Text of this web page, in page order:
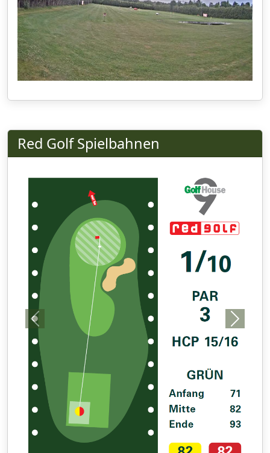
Red Golf Spielbahnen
Previous Next